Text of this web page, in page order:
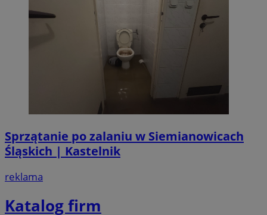
Sprzątanie po zalaniu w Siemianowicach
Śląskich | Kastelnik
reklama
Katalog firm